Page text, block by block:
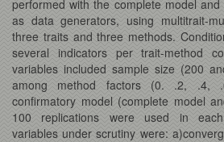
performed with the complete model
as data generators, using multitrait-
three traits and three methods.
several indicators per trait-method
variables included sample size (200
among method factors (0. .2, .4,
confirmatory model (complete model
100 replications were used in
variables under scrutiny were: